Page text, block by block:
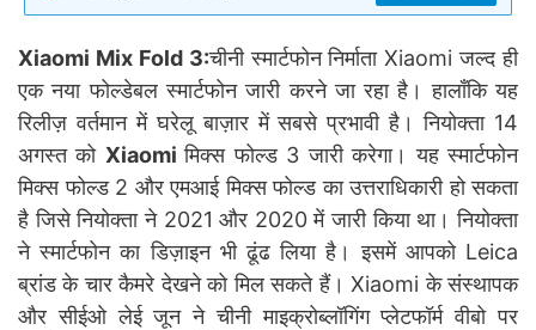
Xiaomi Mix Fold 3:चीनी स्मार्टफोन निर्माता Xiaomi जल्द ही
एक नया फोल्डेबल स्मार्टफोन जारी करने जा रहा है। हालाँकि यह
रिलीज़ वर्तमान में घरेलू बाज़ार में सबसे प्रभावी है। नियोक्ता 14
अगस्त को Xiaomiमिक्स फोल्ड 3 जारी करेगा। यह स्मार्टफोन
मिक्स फोल्ड 2 और एमआई मिक्स फोल्ड का उत्तराधिकारी हो सकता
है जिसे नियोक्ता ने 2021 और 2020 में जारी किया था। नियोक्ता
ने स्मार्टफोन का डिज़ाइन भी ढूंढ लिया है। इसमें आपको Leica
ब्रांड के चार कैमरे देखने को मिल सकते हैं। Xiaomi के संस्थापक
और सीईओ लेई जून ने चीनी माइक्रोब्लॉगिंग प्लेटफॉर्म वीबो पर